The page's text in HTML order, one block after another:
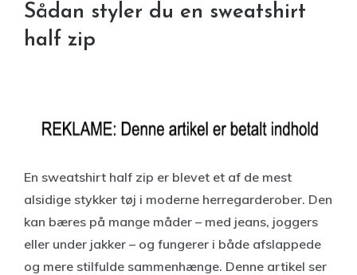
Sådan styler du en sweatshirt
half zip
En sweatshirt half zip er blevet et af de mest
alsidige stykker tøj i moderne herregarderober. Den
kan bæres på mange måder – med jeans, joggers
eller under jakker – og fungerer i både afslappede
og mere stilfulde sammenhænge. Denne artikel ser